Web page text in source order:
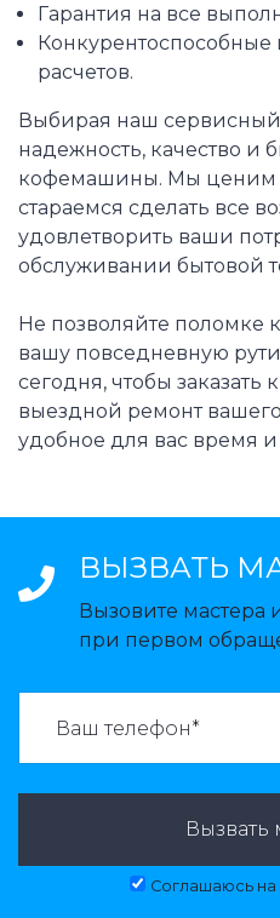
Гарантия на все
Конкурентоспособные
расчетов.
Выбирая наш
надежность, качество и
кофемашины. Мы ценим
стараемся сделать все
удовлетворить ваши
обслуживании бытовой
Не позволяйте
вашу повседневную
сегодня, чтобы
выездной ремонт
удобное для вас время и
ВЫЗВАТЬ
Вызовите мастера
при первом
Вызвать
Соглашаюсь на